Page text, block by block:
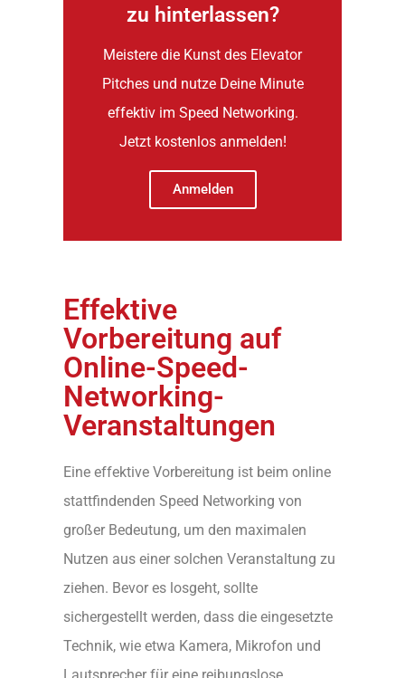
zu hinterlassen?
Meistere die Kunst des Elevator
Pitches und nutze Deine Minute
effektiv im Speed Networking.
Jetzt kostenlos anmelden!
Anmelden
Effektive
Vorbereitung auf
Online-Speed-
Networking-
Veranstaltungen
Eine effektive Vorbereitung ist beim online
stattfindenden Speed Networking von
großer Bedeutung, um den maximalen
Nutzen aus einer solchen Veranstaltung zu
ziehen. Bevor es losgeht, sollte
sichergestellt werden, dass die eingesetzte
Technik, wie etwa Kamera, Mikrofon und
Lautsprecher für eine reibungslose